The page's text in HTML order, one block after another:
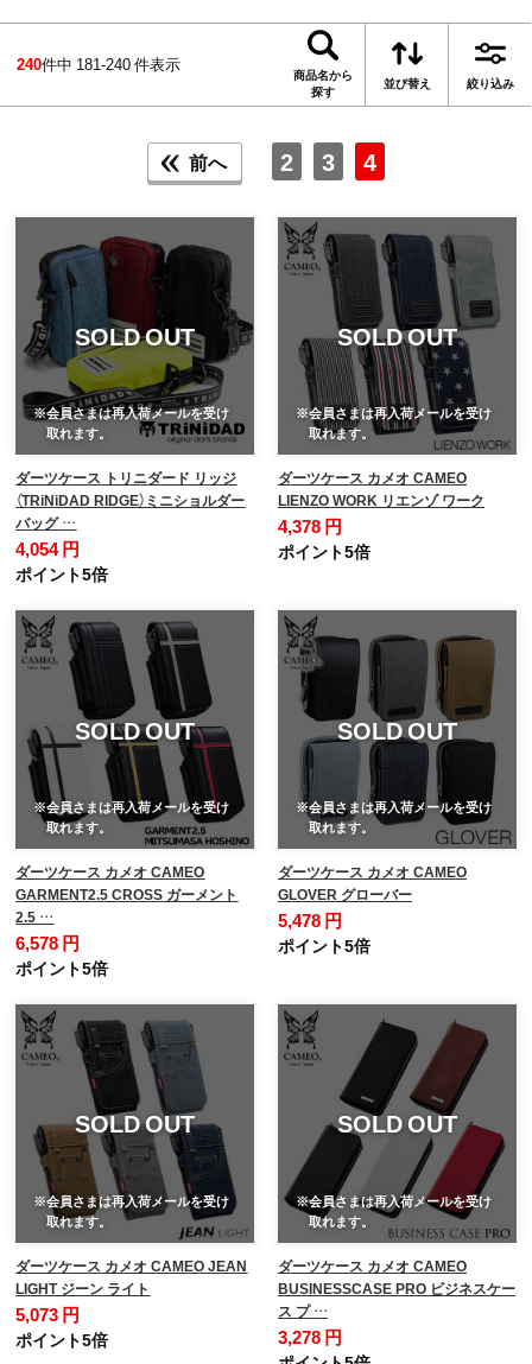
240件中 181-240 件表示
商品名から
探す
並び替え 絞り込み
前へ 2 3 4
SOLD OUT
※会員さまは再入荷メールを受け
取れます。
ダーツケース トリニダード リッジ
（TRiNiDAD RIDGE）ミニショルダー
バッグ …
4,054 円
ポイント5倍
SOLD OUT
※会員さまは再入荷メールを受け
取れます。
ダーツケース カメオ CAMEO
LIENZO WORK リエンゾ ワーク
4,378 円
ポイント5倍
SOLD OUT
※会員さまは再入荷メールを受け
取れます。
ダーツケース カメオ CAMEO
GARMENT2.5 CROSS ガーメント
2.5 …
6,578 円
ポイント5倍
SOLD OUT
※会員さまは再入荷メールを受け
取れます。
ダーツケース カメオ CAMEO
GLOVER グローバー
5,478 円
ポイント5倍
SOLD OUT
※会員さまは再入荷メールを受け
取れます。
ダーツケース カメオ CAMEO JEAN
LIGHT ジーン ライト
5,073 円
ポイント5倍
SOLD OUT
※会員さまは再入荷メールを受け
取れます。
ダーツケース カメオ CAMEO
BUSINESSCASE PRO ビジネスケー
ス プ …
3,278 円